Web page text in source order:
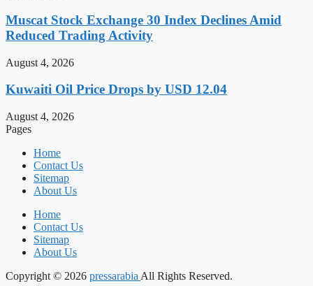
Muscat Stock Exchange 30 Index Declines Amid
Reduced Trading Activity
August 4, 2026
Kuwaiti Oil Price Drops by USD 12.04
August 4, 2026
Pages
Home
Contact Us
Sitemap
About Us
Home
Contact Us
Sitemap
About Us
Copyright © 2026 pressarabia All Rights Reserved.